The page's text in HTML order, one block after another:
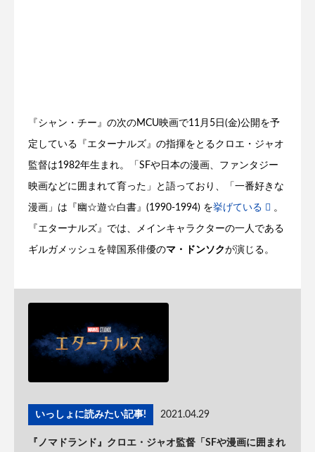
『シャン・チー』の次のMCU映画で11月5日(金)公開を予
定している『エターナルズ』の指揮をとるクロエ・ジャオ
監督は1982年生まれ。「SFや日本の漫画、ファンタジー
映画などに囲まれて育った」と語っており、「一番好きな
漫画」は『幽☆遊☆白書』(1990-1994) を挙げている 。
『エターナルズ』では、メインキャラクターの一人である
ギルガメッシュを韓国系俳優のマ・ドンソクが演じる。
いっしょに読みたい記事! 2021.04.29
『ノマドランド』クロエ・ジャオ監督「SFや漫画に囲まれ